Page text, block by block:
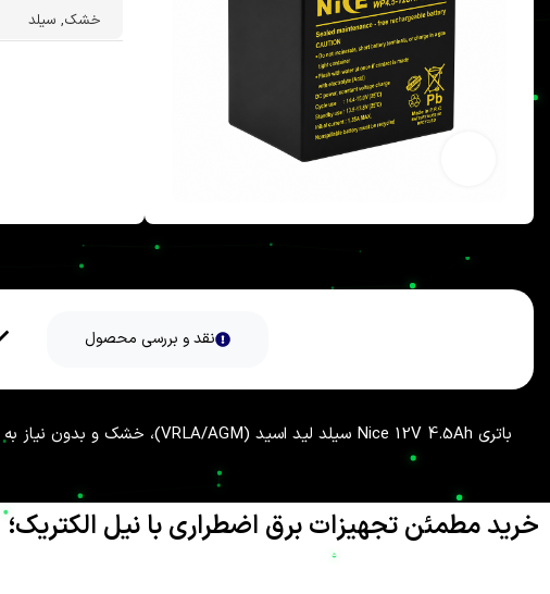
بزرگنمایی تصویر
خشک, سیلد
نقد و بررسی محصول
باتری Nice 12V 4.5Ah سیلد لید اسید (VRLA/AGM)، خشک و بدون نیاز به نگهداری، مناسب UPS، دزدگیر اماکن، روشنایی اضطراری و سیستم‌های حفاظتی
خرید مطمئن تجهیزات برق اضطراری با نیل
تامین انرژی پایدار در دنیای مدرن امروز، نه تنها یک نیاز بلکه یک
، به عنوان یکی از پیشگامان ارائه راهکارهای پیشرفته